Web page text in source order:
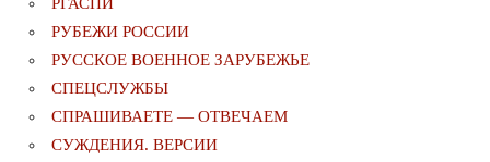
РУБЕЖИ РОССИИ
РУССКОЕ ВОЕННОЕ ЗАРУБЕЖЬЕ
СПЕЦСЛУЖБЫ
СПРАШИВАЕТЕ — ОТВЕЧАЕМ
СУЖДЕНИЯ. ВЕРСИИ